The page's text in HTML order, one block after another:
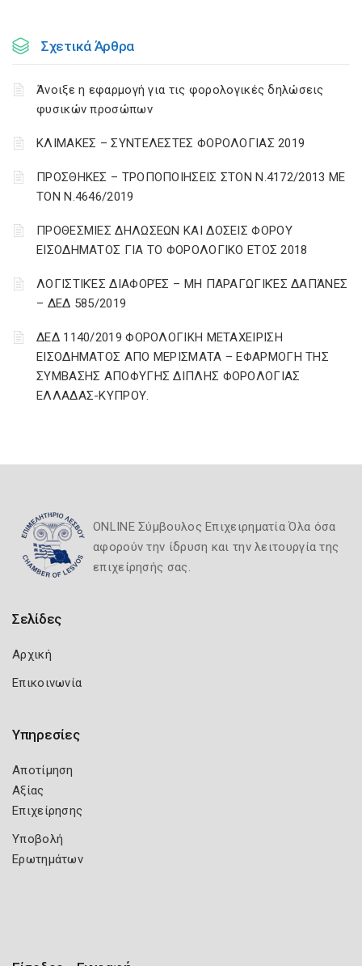
Σχετικά Άρθρα
Άνοιξε η εφαρμογή για τις φορολογικές δηλώσεις
φυσικών προσώπων
ΚΛΙΜΑΚΕΣ – ΣΥΝΤΕΛΕΣΤΕΣ ΦΟΡΟΛΟΓΙΑΣ 2019
ΠΡΟΣΘΗΚΕΣ – ΤΡΟΠΟΠΟΙΗΣΕΙΣ ΣΤΟΝ Ν.4172/2013 ΜΕ
ΤΟΝ Ν.4646/2019
ΠΡΟΘΕΣΜΙΕΣ ΔΗΛΩΣΕΩΝ ΚΑΙ ΔΟΣΕΙΣ ΦΟΡΟΥ
ΕΙΣΟΔΗΜΑΤΟΣ ΓΙΑ ΤΟ ΦΟΡΟΛΟΓΙΚΟ ΕΤΟΣ 2018
ΛΟΓΙΣΤΙΚΈΣ ΔΙΑΦΟΡΈΣ – ΜΗ ΠΑΡΑΓΩΓΙΚΈΣ ΔΑΠΆΝΕΣ
– ΔΕΔ 585/2019
ΔΕΔ 1140/2019 ΦΟΡΟΛΟΓΙΚΗ ΜΕΤΑΧΕΙΡΙΣΗ
ΕΙΣΟΔΗΜΑΤΟΣ ΑΠΟ ΜΕΡΙΣΜΑΤΑ – ΕΦΑΡΜΟΓΗ ΤΗΣ
ΣΥΜΒΑΣΗΣ ΑΠΟΦΥΓΗΣ ΔΙΠΛΗΣ ΦΟΡΟΛΟΓΙΑΣ
ΕΛΛΑΔΑΣ-ΚΥΠΡΟΥ.
ONLINE Σύμβουλος Επιχειρηματία Όλα όσα
αφορούν την ίδρυση και την λειτουργία της
επιχείρησής σας.
Σελίδες
Αρχική
Επικοινωνία
Υπηρεσίες
Αποτίμηση
Αξίας
Επιχείρησης
Υποβολή
Ερωτημάτων